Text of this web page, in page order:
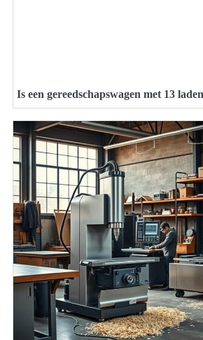
Is een gereedschapswagen met 13